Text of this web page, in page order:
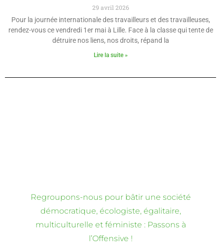
29 avril 2026
Pour la journée internationale des travailleurs et des travailleuses,
rendez-vous ce vendredi 1er mai à Lille. Face à la classe qui tente de
détruire nos liens, nos droits, répand la
Lire la suite »
Regroupons-nous pour bâtir une société
démocratique, écologiste, égalitaire,
multiculturelle et féministe : Passons à
l’Offensive !